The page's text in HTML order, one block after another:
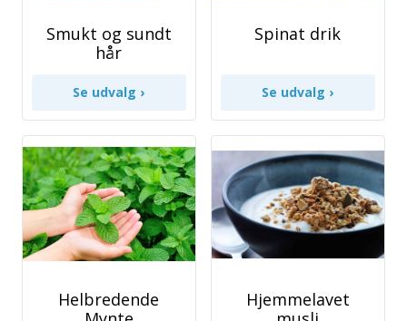
Smukt og sundt
hår
Spinat drik
Helbredende
Hjemmelavet